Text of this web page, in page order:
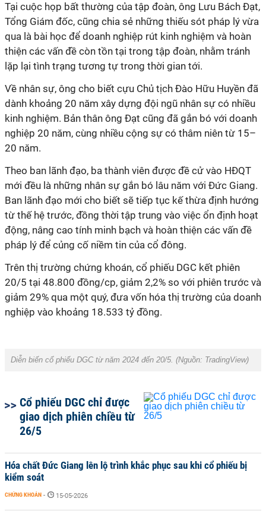
Tại cuộc họp bất thường của tập đoàn, ông Lưu Bách Đạt,
Tổng Giám đốc, cũng chia sẻ những thiếu sót pháp lý vừa
qua là bài học để doanh nghiệp rút kinh nghiệm và hoàn
thiện các vấn đề còn tồn tại trong tập đoàn, nhằm tránh
lặp lại tình trạng tương tự trong thời gian tới.
Về nhân sự, ông cho biết cựu Chủ tịch Đào Hữu Huyền đã
dành khoảng 20 năm xây dựng đội ngũ nhân sự có nhiều
kinh nghiệm. Bản thân ông Đạt cũng đã gắn bó với doanh
nghiệp 20 năm, cùng nhiều cộng sự có thâm niên từ 15–
20 năm.
Theo ban lãnh đạo, ba thành viên được đề cử vào HĐQT
mới đều là những nhân sự gắn bó lâu năm với Đức Giang.
Ban lãnh đạo mới cho biết sẽ tiếp tục kế thừa định hướng
từ thế hệ trước, đồng thời tập trung vào việc ổn định hoạt
động, nâng cao tính minh bạch và hoàn thiện các vấn đề
pháp lý để củng cố niềm tin của cổ đông.
Trên thị trường chứng khoán, cổ phiếu DGC kết phiên
20/5 tại 48.800 đồng/cp, giảm 2,2% so với phiên trước và
giảm 29% qua một quý, đưa vốn hóa thị trường của doanh
nghiệp vào khoảng 18.533 tỷ đồng.
Diễn biến cổ phiếu DGC từ năm 2024 đến 20/5. (Nguồn: TradingView)
Cổ phiếu DGC chỉ được
giao dịch phiên chiều từ
26/5
Hóa chất Đức Giang lên lộ trình khắc phục sau khi cổ phiếu bị
kiểm soát
CHỨNG KHOÁN - 15-05-2026